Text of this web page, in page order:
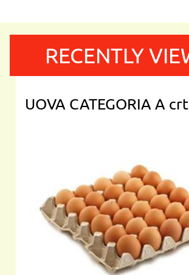
RECENTLY
UOVA CATEGORIA A